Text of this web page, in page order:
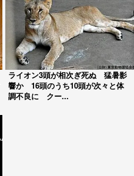
ライオン3頭が相次ぎ死ぬ 猛暑影
響か 16頭のうち10頭が次々と体
調不良に クー...